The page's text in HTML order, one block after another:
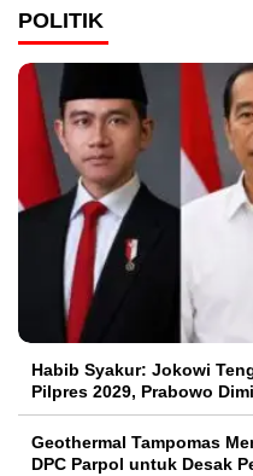
POLITIK
Habib Syakur: Jokowi
Pilpres 2029, Prabowo
Geothermal Tampomas
DPC Parpol untuk Desak